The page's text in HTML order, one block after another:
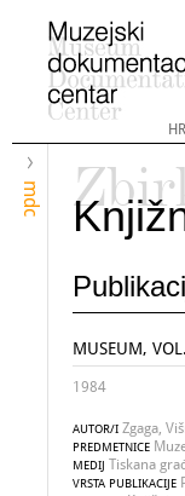
HR
mdc
MUSEUM,
1984
AUTOR/I Zgaga,
PREDMETNICE
MEDIJ Tiskana
VRSTA PUBLIKACIJE